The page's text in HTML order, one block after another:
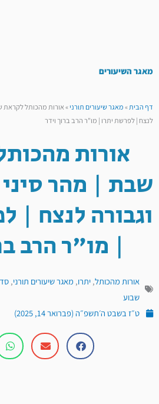
מאגר השיעורים
דף הבית»מאגר שיעורים תורני»אורות מהכותל לקראת
לנצח | לפרשת יתרו | מו"ר הרב ברוך וידר
אורות
שבת | מהר סיני
וגבורה לנצח |
| מו"ר הרב
אורות מהכותל, יתרו, מאגר שיעורים תורני,
שבוע
ט״ז בשבט ה׳תשפ״ה (פברואר 14, 2025)